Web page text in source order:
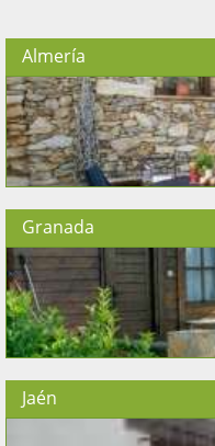
Almería
Granada
Jaén